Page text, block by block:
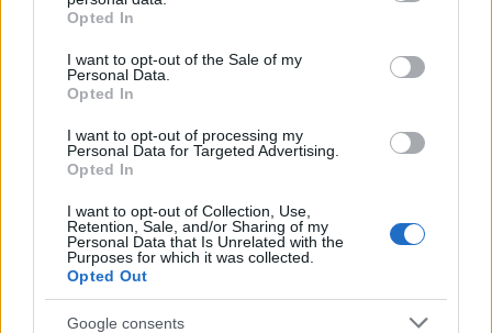
grant or deny consent to Google and its third-party tags to
use your data for below specified purposes in below Google
consent section.
Opted In
I want to opt-out of the Sale of my
Personal Data.
Opted In
I want to opt-out of processing my
Personal Data for Targeted Advertising.
Opted In
I want to opt-out of Collection, Use,
Retention, Sale, and/or Sharing of my
Personal Data that Is Unrelated with the
Purposes for which it was collected.
Opted Out
Google consents